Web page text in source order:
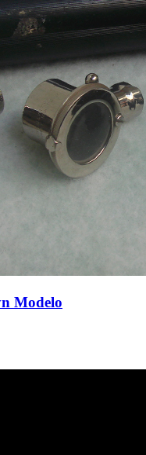
Modelo